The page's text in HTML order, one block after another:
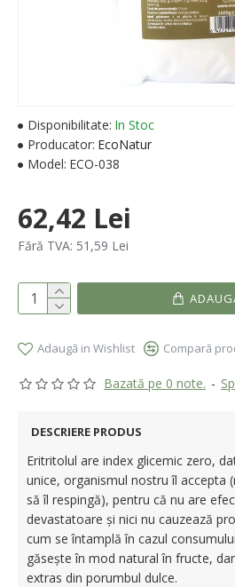
Disponibilitate: In Stoc
Producator: EcoNatur
Model: ECO-038
Bazată pe 0 note. -
62,42 Lei
Fără TVA: 51,59 Lei
Adaugă in Wishlist Compară
DESCRIERE PRODUS
Eritritolul are index glicemic zero,
unice, organismul nostru îl accepta
să îl respingă), pentru că nu are
devastatoare și nici nu cauzează
cum se întamplă în cazul
găsește în mod natural în fructe,
extras din porumbul dulce.